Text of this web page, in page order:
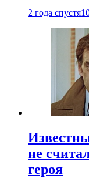
2 года спустя
не
героя